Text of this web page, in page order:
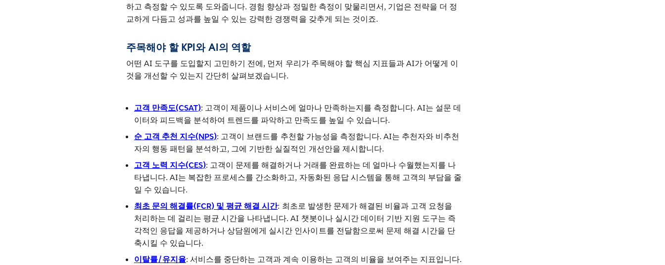
하고 측정할 수 있도록 도와줍니다. 경험 향상과 정밀한 측정이 맞물리면서, 기업은 전략을 더 정
교하게 다듬고 성과를 높일 수 있는 강력한 경쟁력을 갖추게 되는 것이죠.
주목해야 할 KPI와 AI의 역할
어떤 AI 도구를 도입할지 고민하기 전에, 먼저 우리가 주목해야 할 핵심 지표들과 AI가 어떻게 이
것을 개선할 수 있는지 간단히 살펴보겠습니다.
고객 만족도(CSAT): 고객이 제품이나 서비스에 얼마나 만족하는지를 측정합니다. AI는 설문 데
이터와 피드백을 분석하여 트렌드를 파악하고 만족도를 높일 수 있습니다.
순 고객 추천 지수(NPS): 고객이 브랜드를 추천할 가능성을 측정합니다. AI는 추천자와 비추천
자의 행동 패턴을 분석하고, 그에 기반한 실질적인 개선안을 제시합니다.
고객 노력 지수(CES): 고객이 문제를 해결하거나 거래를 완료하는 데 얼마나 수월했는지를 나
타냅니다. AI는 복잡한 프로세스를 간소화하고, 자동화된 응답 시스템을 통해 고객의 부담을 줄
일 수 있습니다.
최초 문의 해결률(FCR) 및 평균 해결 시간: 최초로 발생한 문제가 해결된 비율과 고객 요청을
처리하는 데 걸리는 평균 시간을 나타냅니다. AI 챗봇이나 실시간 데이터 기반 지원 도구는 즉
각적인 응답을 제공하거나 상담원에게 실시간 인사이트를 전달함으로써 문제 해결 시간을 단
축시킬 수 있습니다.
이탈률/유지율: 서비스를 중단하는 고객과 계속 이용하는 고객의 비율을 보여주는 지표입니다.